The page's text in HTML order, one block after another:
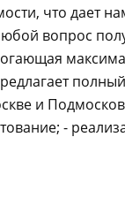
что дает
вопрос
и
-